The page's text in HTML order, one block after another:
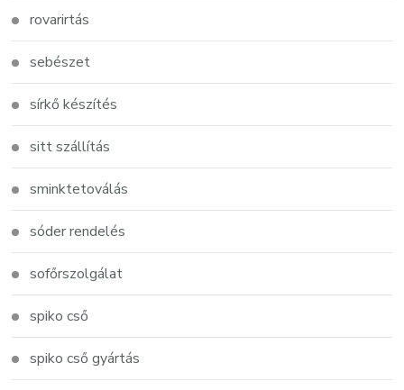
rovarirtás
sebészet
sírkő készítés
sitt szállítás
sminktetoválás
sóder rendelés
sofőrszolgálat
spiko cső
spiko cső gyártás